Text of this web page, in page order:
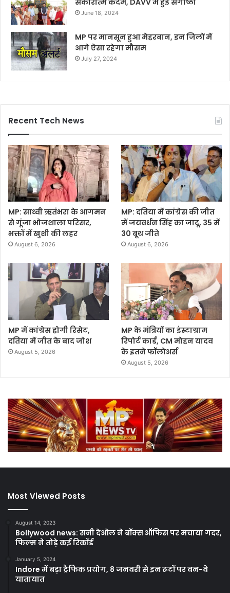
सकारात्म कदम, DAVV में हुई संगोष्ठी
June 18, 2024
MP पर मानसून हुआ मेहरबान, इन जिलों में
आगे ऐसा रहेगा मौसम
July 27, 2024
Recent Tech News
MP: साध्वी ऋतंभरा के आगमन
से गूंजा भोजशाला परिसर,
भक्तों में खुशी की लहर
August 6, 2026
MP: दतिया में कांग्रेस की जीत
में जयवर्धन सिंह का जादू, 35 में
30 बूथ जीते
August 6, 2026
MP में कांग्रेस होगी रिसेट,
दतिया में जीत के बाद जोश
August 5, 2026
MP के मंत्रियों का इंस्टाग्राम
रिपोर्ट कार्ड, CM मोहन यादव
के इतने फॉलोअर्स
August 5, 2026
Most Viewed Posts
August 14, 2023
Bollywood news: सनी देओल ने बॉक्स ऑफिस पर मचाया गदर,
फिल्म ने तोड़े कई रिकॉर्ड
January 5, 2024
Indore में बड़ा ट्रैफिक प्रयोग, 8 जनवरी से इन रूटों पर वन-वे
यातायात